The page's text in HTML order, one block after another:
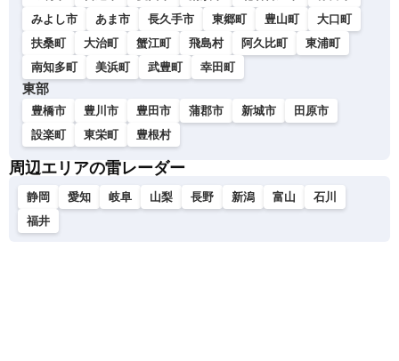
みよし市
あま市 長久手市 東郷町 豊山町
大口町
扶桑町
大治町 蟹江町 飛島村 阿久比町
東浦町
南知多町
美浜町 武豊町 幸田町
東部
豊橋市 豊川市 豊田市 蒲郡市 新城市
田原市
設楽町
東栄町 豊根村
周辺エリアの雷レーダー
静岡 愛知 岐阜 山梨 長野 新潟 富山
石川
福井